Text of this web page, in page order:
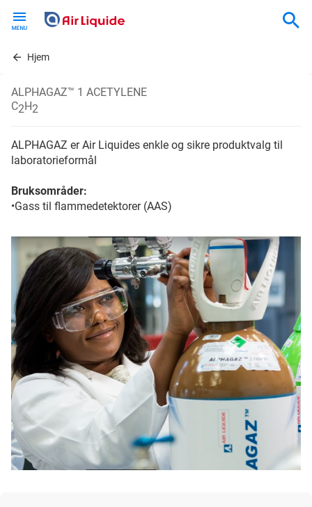
contentHjem
ALPHAGAZ™ 1 ACETYLENE
C2H2
ALPHAGAZ er Air Liquides enkle og sikre produktvalg til
laboratorieformål
Bruksområder:
•Gass til flammedetektorer (AAS)